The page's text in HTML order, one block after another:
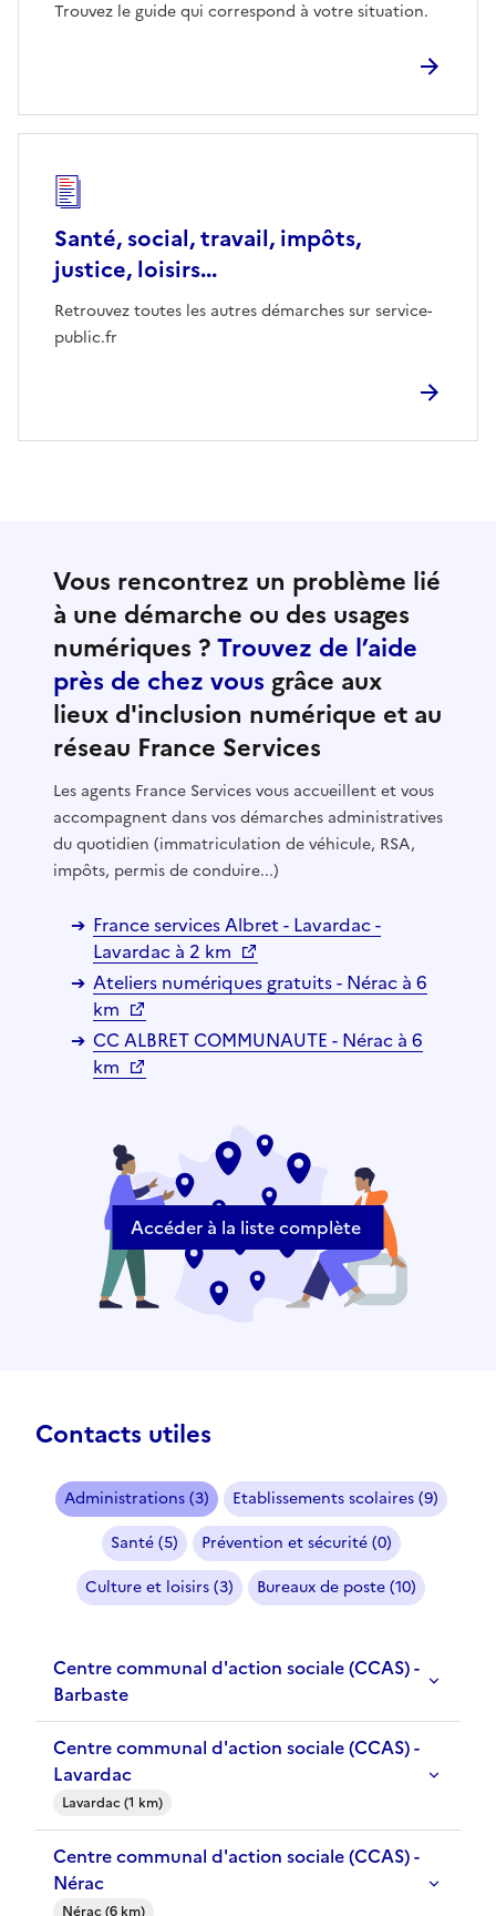
Trouvez le guide qui correspond à votre situation.
Santé, social, travail, impôts,
justice, loisirs...
Retrouvez toutes les autres démarches sur service-
public.fr
Vous rencontrez un problème lié
à une démarche ou des usages
numériques ?Trouvez de l’aide
près de chez vous grâce aux
lieux d'inclusion numérique et au
réseau France Services
Les agents France Services vous accueillent et vous
accompagnent dans vos démarches administratives
du quotidien (immatriculation de véhicule, RSA,
impôts, permis de conduire...)
France services Albret - Lavardac -
Lavardac à 2 km
Ateliers numériques gratuits - Nérac à 6
km
CC ALBRET COMMUNAUTE - Nérac à 6
km
Accéder à la liste complète
Contacts utiles
Administrations (3)
Etablissements scolaires (9)
Santé (5)
Prévention et sécurité (0)
Culture et loisirs (3)
Bureaux de poste (10)
Centre communal d'action sociale (CCAS) -
Barbaste
Centre communal d'action sociale (CCAS) -
Lavardac
Lavardac (1 km)
Centre communal d'action sociale (CCAS) -
Nérac
Nérac (6 km)